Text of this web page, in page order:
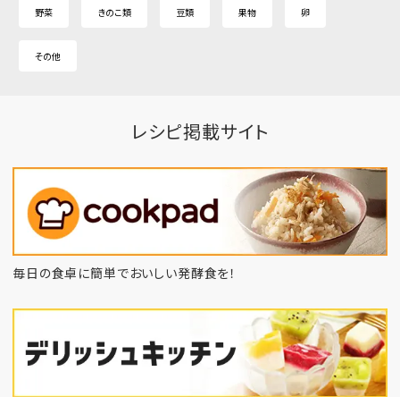
野菜 きのこ類 豆類 果物 卵
その他
レシピ掲載サイト
毎日の食卓に簡単でおいしい発酵食を！